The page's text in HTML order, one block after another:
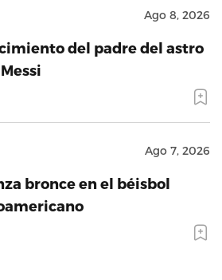
Ago 8, 2026
del padre del astro
Ago 7, 2026
bronce en el béisbol